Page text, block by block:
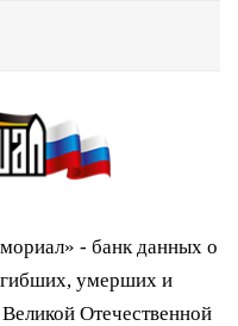
- банк данных о
умерших и
Отечественной